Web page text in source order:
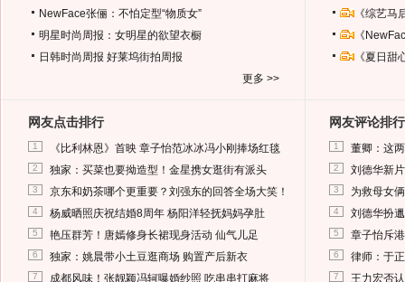
NewFace张俪：不怕定型“物质女”
明星时尚周报：女明星的欲望衣橱
日韩时尚周报 好莱坞街拍周报
更多 >>
《综艺
《
《夏日
网友点击排行
1 《比利林恩》首映 章子怡范冰冰冯小刚捧场红毯
2 独家：买菜也要拗造型！金星携女逛街有派头
3 京东和奶茶哪个更重要？刘强东的回答全场大笑！
4 杨威晒照庆祝结婚8周年 杨阳洋轻抚妈妈孕肚
5 艳压群芳！唐嫣修身长裙现身活动 仙气儿足
6 独家：姚晨带小土豆逛商场 购置产后新衣
7 成都风味！张靓颖冯轲曝婚纱照 吃串串打麻将
网友评论排行
1 董卿：这
2 刘德华新
3 为救母女
4 刘德华扮
5 章子怡斥
6 律师：于
7 王力宏否